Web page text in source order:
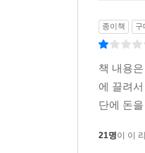
종이책 구
책 내용
에 끌려
단에 돈
21명이 이